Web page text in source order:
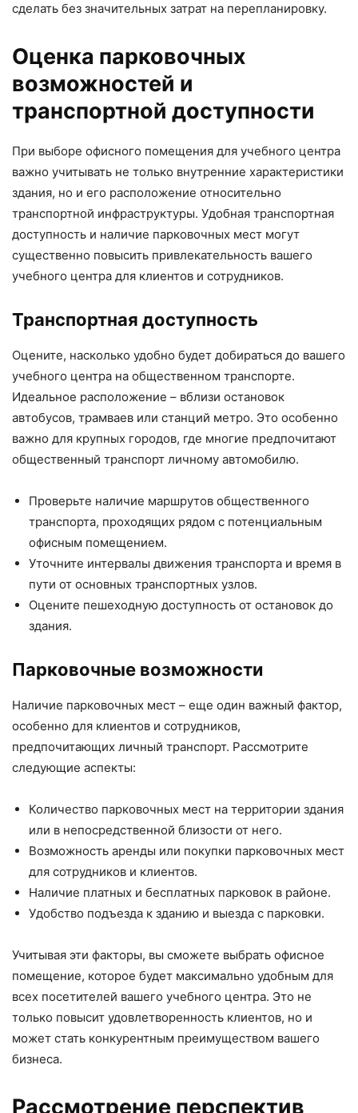
сделать без значительных затрат на перепланировку.
Оценка парковочных
возможностей и
транспортной доступности
При выборе офисного помещения для учебного центра
важно учитывать не только внутренние характеристики
здания, но и его расположение относительно
транспортной инфраструктуры. Удобная транспортная
доступность и наличие парковочных мест могут
существенно повысить привлекательность вашего
учебного центра для клиентов и сотрудников.
Транспортная доступность
Оцените, насколько удобно будет добираться до вашего
учебного центра на общественном транспорте.
Идеальное расположение – вблизи остановок
автобусов, трамваев или станций метро. Это особенно
важно для крупных городов, где многие предпочитают
общественный транспорт личному автомобилю.
Проверьте наличие маршрутов общественного
транспорта, проходящих рядом с потенциальным
офисным помещением.
Уточните интервалы движения транспорта и время в
пути от основных транспортных узлов.
Оцените пешеходную доступность от остановок до
здания.
Парковочные возможности
Наличие парковочных мест – еще один важный фактор,
особенно для клиентов и сотрудников,
предпочитающих личный транспорт. Рассмотрите
следующие аспекты:
Количество парковочных мест на территории здания
или в непосредственной близости от него.
Возможность аренды или покупки парковочных мест
для сотрудников и клиентов.
Наличие платных и бесплатных парковок в районе.
Удобство подъезда к зданию и выезда с парковки.
Учитывая эти факторы, вы сможете выбрать офисное
помещение, которое будет максимально удобным для
всех посетителей вашего учебного центра. Это не
только повысит удовлетворенность клиентов, но и
может стать конкурентным преимуществом вашего
бизнеса.
Рассмотрение перспектив